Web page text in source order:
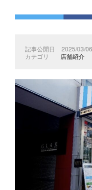
2025/03/06
店舗紹介